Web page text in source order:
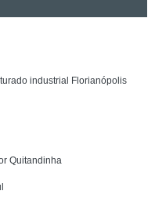
industrial Florianópolis
Quitandinha